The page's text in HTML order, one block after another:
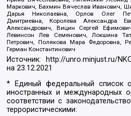
Маркович, Бахмин Вячеслав Иванович,
Дарья Николаевна, Орлов Олег
Дмитриевна, Королева Александра
Александрович, Вицин Сергей
Левинсон Лев Семенович, Локшина
Петрович, Полякова Мара Федоровна,
Герман Константинович
Источник: http://unro.minjust.ru/
на23.12.2021
* Единый федеральный список
иностранных и международных
соответствии с
террористическими: